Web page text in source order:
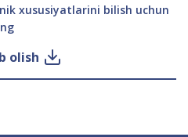
xususiyatlarini bilish uchun
olish